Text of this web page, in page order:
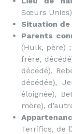
Sœurs Unies)
Situation
Parents
(Hulk, père)
frère,
décédé),
décédée),
éloignée),
mère),
Terrifics, de